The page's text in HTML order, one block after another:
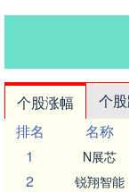
个股涨幅 个
排名
名称
1
N展芯
2 锐翔智能